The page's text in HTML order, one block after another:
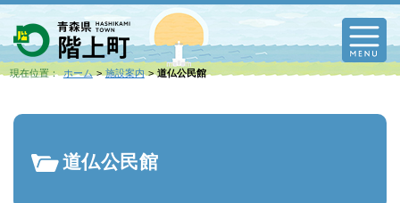
現在位置： ホーム 施設案内 道仏公民館
道仏公民館